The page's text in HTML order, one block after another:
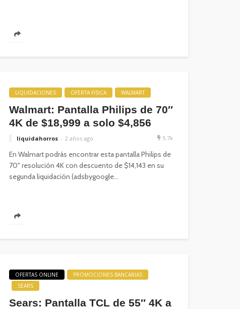
LIQUIDACIONES OFERTA FISICA WALMART
Walmart: Pantalla Philips de 70″
4K de $18,999 a solo $4,856
liquidahorros 2 años ago 5.7k
En Walmart podrás encontrar esta pantalla Philips de
70" resolución 4K con descuento de $14,143 en su
segunda liquidación (adsbygoogle...
OFERTAS ONLINE
PROMOCIONES BANCARIAS
SEARS
Sears: Pantalla TCL de 55″ 4K a